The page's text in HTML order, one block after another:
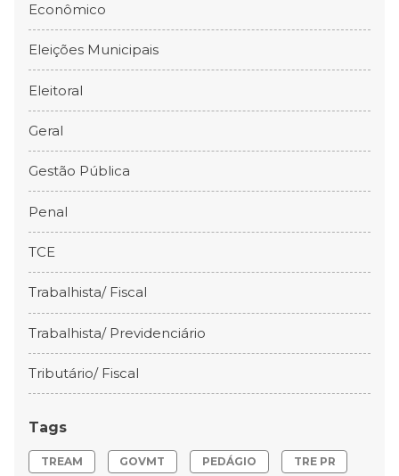
Econômico
Eleições Municipais
Eleitoral
Geral
Gestão Pública
Penal
TCE
Trabalhista/ Fiscal
Trabalhista/ Previdenciário
Tributário/ Fiscal
Tags
TREAM GOVMT PEDÁGIO TRE PR